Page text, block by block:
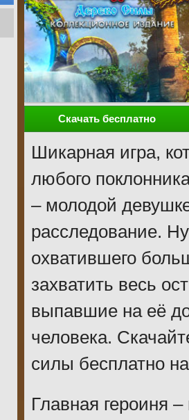
Скачать бесплатно
Шикарная игра,
любого
– молодой
расследование.
охватившего
захватить весь
выпавшие на её
человека.
силы бесплатно
Главная героиня